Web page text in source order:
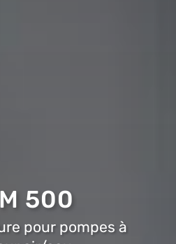
500
pour pompes à